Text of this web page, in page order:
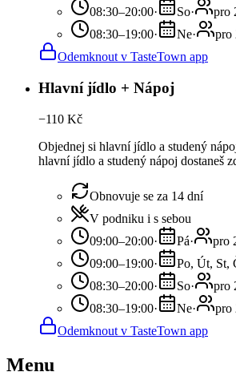
08:30–20:00· So·
pro
08:30–19:00· Ne·
pro
Odemknout v TasteTown app
Hlavní jídlo + Nápoj
−110 Kč
Objednej si hlavní jídlo a studený
hlavní jídlo a studený nápoj dostaneš
Obnovuje se za 14 dní
V podniku i s sebou
09:00–20:00· Pá·
pro
09:00–19:00· Po, Út, St,
08:30–20:00· So·
pro
08:30–19:00· Ne·
pro
Odemknout v TasteTown app
Menu